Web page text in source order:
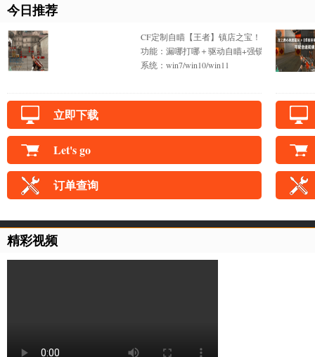
今日推荐
CF定制自瞄【王者】镇店之宝！
功能：漏哪打哪＋驱动自瞄+强锁不抖+一键锁
系统：win7/win10/win11
立即下载
Let's go
订单查询
精彩视频